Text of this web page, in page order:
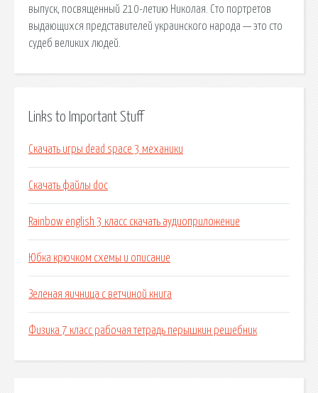
выпуск, посвященный 210-летию Николая. Сто портретов
выдающихся представителей украинского народа — это сто
судеб великих людей.
Links to Important Stuff
Скачать игры dead space 3 механики
Скачать файлы doc
Rainbow english 3 класс скачать аудиоприложение
Юбка крючком схемы и описание
Зеленая яичница с ветчиной книга
Физика 7 класс рабочая тетрадь перышкин решебник